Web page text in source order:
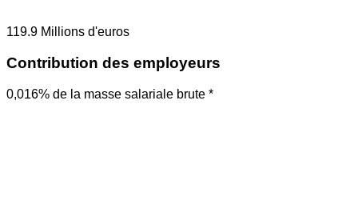
119.9 Millions d'euros
Contribution des employeurs
0,016% de la masse salariale brute *